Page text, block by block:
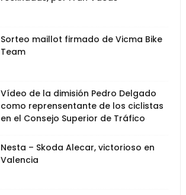
Sorteo maillot firmado de Vicma Bike
Team
Vídeo de la dimisión Pedro Delgado
como reprensentante de los ciclistas
en el Consejo Superior de Tráfico
Nesta – Skoda Alecar, victorioso en
Valencia